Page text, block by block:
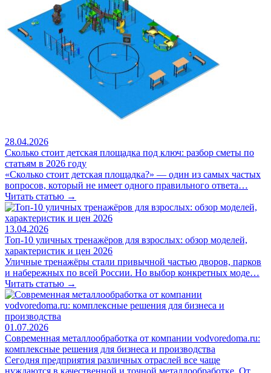
28.04.2026
Сколько стоит детская площадка под ключ: разбор сметы по
статьям в 2026 году
«Сколько стоит детская площадка?» — один из самых частых
вопросов, который не имеет одного правильного ответа…
Читать статью →
13.04.2026
Топ-10 уличных тренажёров для взрослых: обзор моделей,
характеристик и цен 2026
Уличные тренажёры стали привычной частью дворов, парков
и набережных по всей России. Но выбор конкретных моде…
Читать статью →
01.07.2026
Современная металлообработка от компании vodvoredoma.ru:
комплексные решения для бизнеса и производства
Сегодня предприятия различных отраслей все чаще